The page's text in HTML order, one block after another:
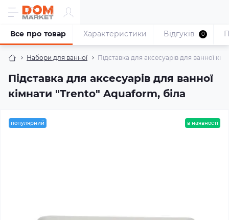
Набори для ванної Підставка для аксесуарів для ванної
Підставка для аксесуарів для ванної
кімнати "Trento" Aquaform, біла
Все про товар Характеристики Відгуків 0
популярний в наявності